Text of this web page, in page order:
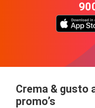
Crema & gusto
promo’s